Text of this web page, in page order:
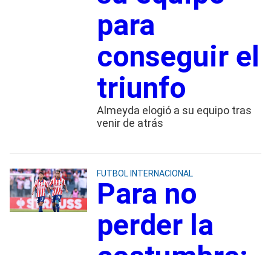
para
conseguir el
triunfo
Almeyda elogió a su equipo tras
venir de atrás
FUTBOL INTERNACIONAL
Para no
perder la